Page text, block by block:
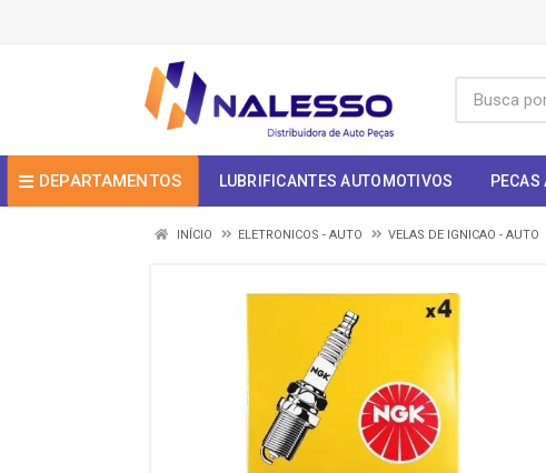
DEPARTAMENTOS LUBRIFICANTES AUTOMOTIVOS PECAS
INÍCIO ELETRONICOS - AUTO VELAS DE IGNICAO - AUTO